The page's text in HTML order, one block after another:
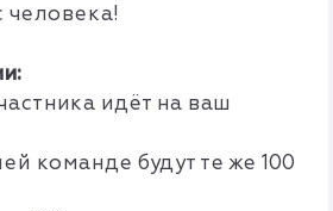
человека!
идёт на ваш
команде будут те же 100